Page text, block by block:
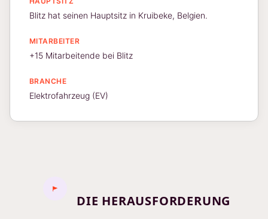
Blitz hat seinen Hauptsitz in Kruibeke, Belgien.
MITARBEITER
+15 Mitarbeitende bei Blitz
BRANCHE
Elektrofahrzeug (EV)
DIE HERAUSFORDERUNG